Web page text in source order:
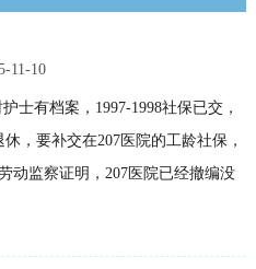
11-10
士有档案，1997-1998社保已交，
，要补交在207医院的工龄社保，
动监察证明，207医院已经撤编没